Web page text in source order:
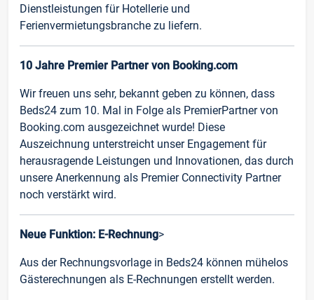
Dienstleistungen für Hotellerie und
Ferienvermietungsbranche zu liefern.
10 Jahre Premier Partner von Booking.com
Wir freuen uns sehr, bekannt geben zu können, dass
Beds24 zum 10. Mal in Folge als PremierPartner von
Booking.com ausgezeichnet wurde! Diese
Auszeichnung unterstreicht unser Engagement für
herausragende Leistungen und Innovationen, das durch
unsere Anerkennung als Premier Connectivity Partner
noch verstärkt wird.
Neue Funktion: E-Rechnung>
Aus der Rechnungsvorlage in Beds24 können mühelos
Gästerechnungen als E-Rechnungen erstellt werden.